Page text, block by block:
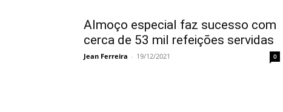
Almoço especial faz sucesso com
cerca de 53 mil refeições servidas
Jean Ferreira - 19/12/2021 0